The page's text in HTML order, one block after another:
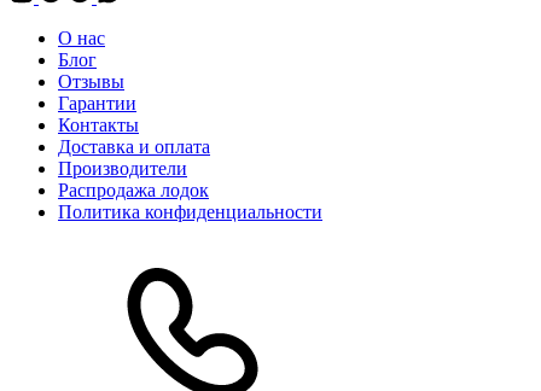
О нас
Блог
Отзывы
Гарантии
Контакты
Доставка и оплата
Производители
Распродажа лодок
Политика конфиденциальности